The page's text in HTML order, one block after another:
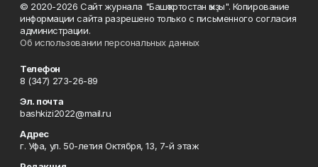
© 2020-2026 Сайт журнала "Башҡортостан ҡыҙы". Копирование
информации сайта разрешено только с письменного согласия
администрации.
Об использовании персональных данных
Телефон
8 (347) 273-26-89
Эл. почта
bashkizi2022@mail.ru
Адрес
г. Уфа, ул. 50-летия Октября, 13, 7-й этаж